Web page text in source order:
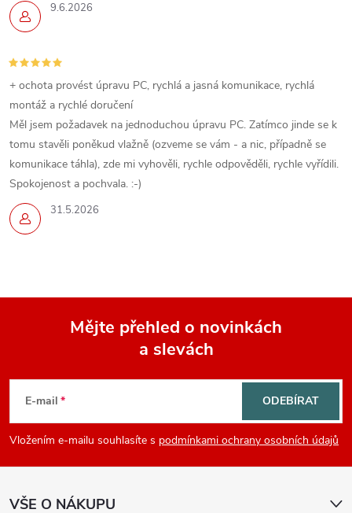
9.6.2026
31.5.2026
+ ochota provést úpravu PC, rychlá a jasná komunikace, rychlá
montáž a rychlé doručení
Měl jsem požadavek na jednoduchou úpravu PC. Zatímco jinde se k
tomu stavěli poněkud vlažně (ozveme se vám - a nic, případně se
komunikace táhla), zde mi vyhověli, rychle odpověděli, rychle vyřídili.
Spokojenost a pochvala. :-)
p
a
Mějte přehled o novinkách
a slevách
E-mail
Vložením e-mailu souhlasíte s podmínkami ochrany osobních údajů
ODEBÍRAT
VŠE O NÁKUPU